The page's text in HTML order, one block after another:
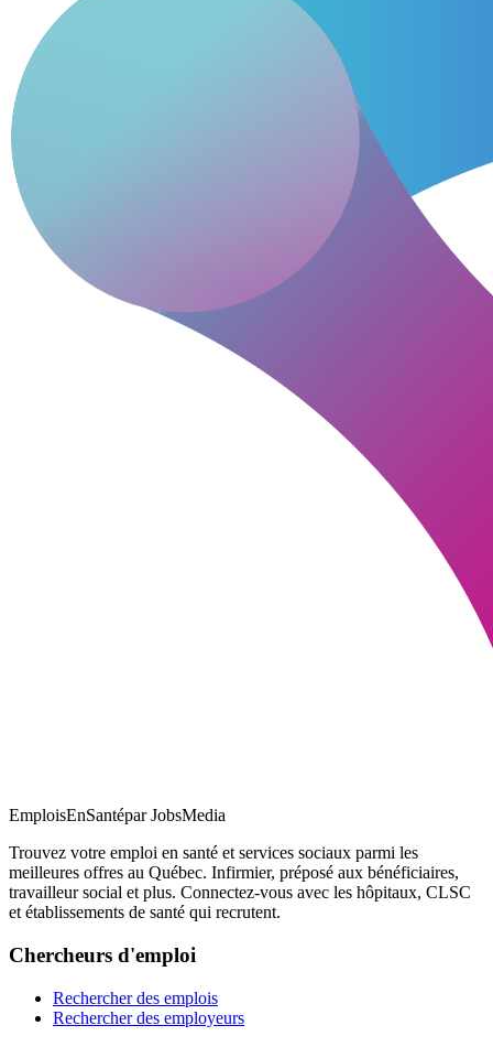
EmploisEnSantépar JobsMedia
Trouvez votre emploi en santé et services sociaux parmi les
meilleures offres au Québec. Infirmier, préposé aux bénéficiaires,
travailleur social et plus. Connectez-vous avec les hôpitaux, CLSC
et établissements de santé qui recrutent.
Chercheurs d'emploi
Rechercher des emplois
Rechercher des employeurs